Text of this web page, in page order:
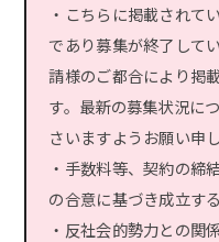
・こちらに掲載されて
であり募集が終了して
請様のご都合により掲
す。最新の募集状況に
さいますようお願い申
・手数料等、契約の締
の合意に基づき成立す
・反社会的勢力との関